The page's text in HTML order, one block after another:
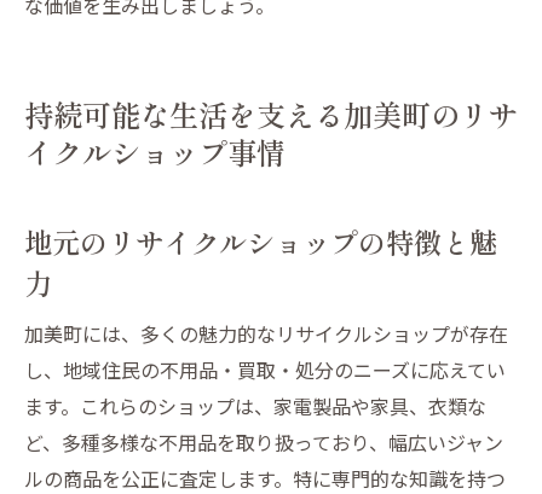
持続可能な生活を支える加美町のリサ
イクルショップ事情
地元のリサイクルショップの特徴と魅
力
加美町には、多くの魅力的なリサイクルショップが存在
し、地域住民の不用品・買取・処分のニーズに応えてい
ます。これらのショップは、家電製品や家具、衣類な
ど、多種多様な不用品を取り扱っており、幅広いジャン
ルの商品を公正に査定します。特に専門的な知識を持つ